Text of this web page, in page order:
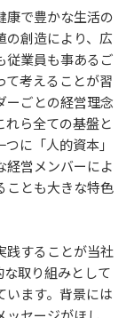
康で豊かな生活の
の創造により、広
従業員も事あるご
て考えることが習
ーごとの経営理念
れら全ての基盤と
に「人的資本」
経営メンバーによ
ことも大きな特色
践することが当社
取り組みとして
います。背景には